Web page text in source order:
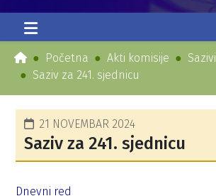
Početna Akti komisije
Sazivi
Saziv za 241. sjednicu
21 NOVEMBAR 2024
Saziv za 241. sjednicu
Dnevni red